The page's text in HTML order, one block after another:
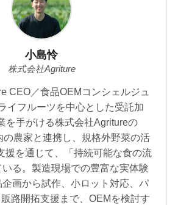
小島怜
株式会社Agriture
CEO／食品OEMコンシェルジュ
イフルーツを中心とした受託加
を手がける株式会社Agritureの
の農家と連携し、規格外野菜の活
援を通じて、「持続可能な食の流
る。製造現場での豊富な実体験
画から試作、小ロット対応、パ
路開拓支援まで、OEMを検討す